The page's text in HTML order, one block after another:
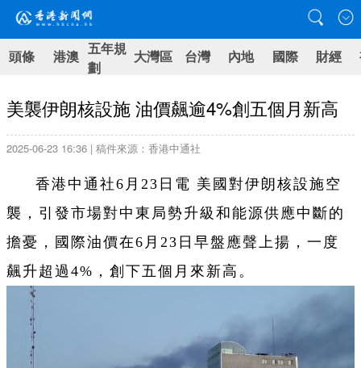
頭條 港澳 五年規
劃
大灣區 台灣 內地 國際 財經
美襲伊朗核設施 油價飆逾4%創五個月新高
2025-06-23 16:36 | 稿件來源：香港中通社
香港中通社6月23日電 美國對伊朗核設施空
襲，引發市場對中東局勢升級和能源供應中斷的
擔憂，國際油價在6月23日早盤應聲上揚，一度
飆升超過4%，創下五個月來新高。